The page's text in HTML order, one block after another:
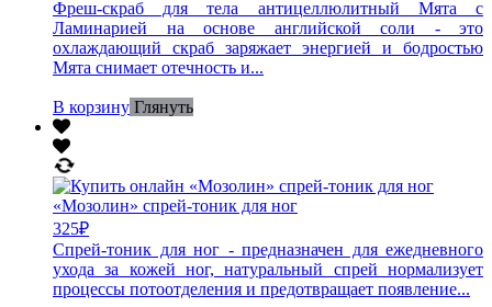
Фреш-скраб для тела антицеллюлитный Мята с
Ламинарией на основе английской соли - это
охлаждающий скраб заряжает энергией и бодростью
Мята снимает отечность и...
В корзину Глянуть
«Мозолин» спрей-тоник для ног
325₽
Спрей-тоник для ног - предназначен для ежедневного
ухода за кожей ног, натуральный спрей нормализует
процессы потоотделения и предотвращает появление...